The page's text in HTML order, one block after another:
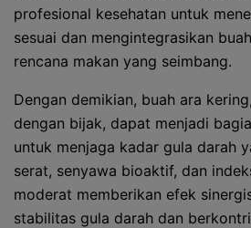
profesional kesehatan untuk
sesuai dan mengintegrasikan
rencana makan yang seimbang.
Dengan demikian, buah ara
dengan bijak, dapat menjadi
untuk menjaga kadar gula darah
serat, senyawa bioaktif, dan
moderat memberikan efek
stabilitas gula darah dan